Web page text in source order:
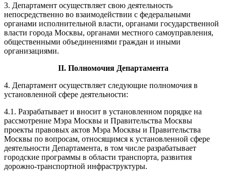
3. Департамент осуществляет свою деятельность
непосредственно во взаимодействии с федеральными
органами исполнительной власти, органами государственной
власти города Москвы, органами местного самоуправления,
общественными объединениями граждан и иными
организациями.
II. Полномочия Департамента
4. Департамент осуществляет следующие полномочия в
установленной сфере деятельности:
4.1. Разрабатывает и вносит в установленном порядке на
рассмотрение Мэра Москвы и Правительства Москвы
проекты правовых актов Мэра Москвы и Правительства
Москвы по вопросам, относящимся к установленной сфере
деятельности Департамента, в том числе разрабатывает
городские программы в области транспорта, развития
дорожно-транспортной инфраструктуры.